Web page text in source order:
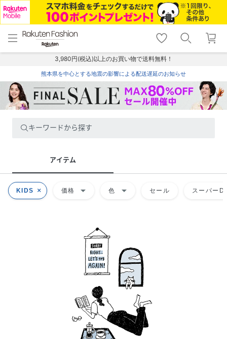
menu home
トップ
shopping_cart lock_outline
ログイン
3,980円(税込)以上のお買い物で送料無料！
熊本県を中心とする地震の影響による配送遅延のお知らせ
キーワードから探す
アイテム
KIDS 価格 arrow_drop_down 色 arrow_drop_down セール スーパー